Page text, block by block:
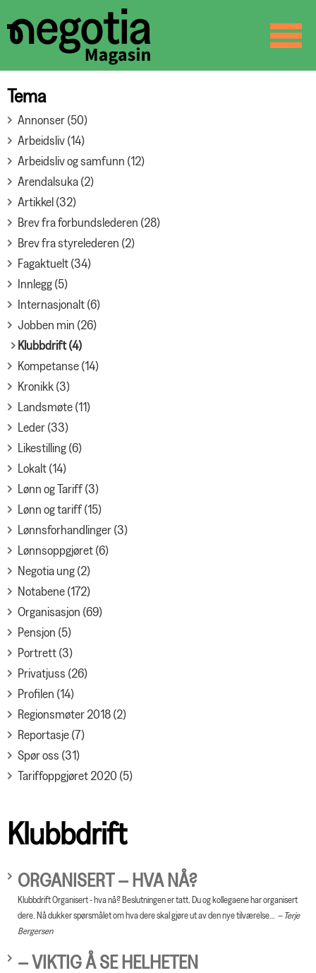
☰
Tema
Annonser (50)
Arbeidsliv (14)
Arbeidsliv og samfunn (12)
Arendalsuka (2)
Artikkel (32)
Brev fra forbundslederen (28)
Brev fra styrelederen (2)
Fagaktuelt (34)
Innlegg (5)
Internasjonalt (6)
Jobben min (26)
Klubbdrift (4)
Kompetanse (14)
Kronikk (3)
Landsmøte (11)
Leder (33)
Likestilling (6)
Lokalt (14)
Lønn og Tariff (3)
Lønn og tariff (15)
Lønnsforhandlinger (3)
Lønnsoppgjøret (6)
Negotia ung (2)
Notabene (172)
Organisasjon (69)
Pensjon (5)
Portrett (3)
Privatjuss (26)
Profilen (14)
Regionsmøter 2018 (2)
Reportasje (7)
Spør oss (31)
Tariffoppgjøret 2020 (5)
Klubbdrift
ORGANISERT – HVA NÅ?
Klubbdrift Organisert - hva nå? Beslutningen er tatt. Du og kollegaene har organisert
dere. Nå dukker spørsmålet om hva dere skal gjøre ut av den nye tilværelse…
Terje
Bergersen
– VIKTIG Å SE HELHETEN